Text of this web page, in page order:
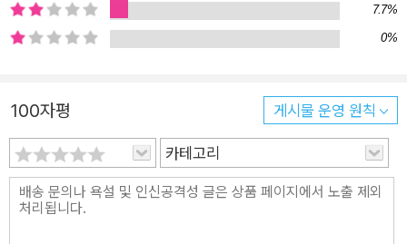
짓이다 지금 시작하기로 결정하라! 1955년 12월, 한 흑인 여성이
백인 남성 승객에게 버스 좌석을 양보하라는 부당한 요구를 거부
다는 그녀의 순간적인 결정은 놀랍게도 전혀 계획적이지도, 주도
면밀하지도 않았다. 흑인 시민권 운동의 시발점이 된 이 사건의
주인공은 또한 처음부터 세상을 바꿀 위대한 영웅으로 태어난 것
도 아니었다. 사회운동가 남편과 함께 고단한 하루를 살고 있던
로자 파크스는 평범한 시민이었다. 지금 우리에게는 로자 파크스
7.7%
0%
100자평 게시물 운영 원칙
카테고리